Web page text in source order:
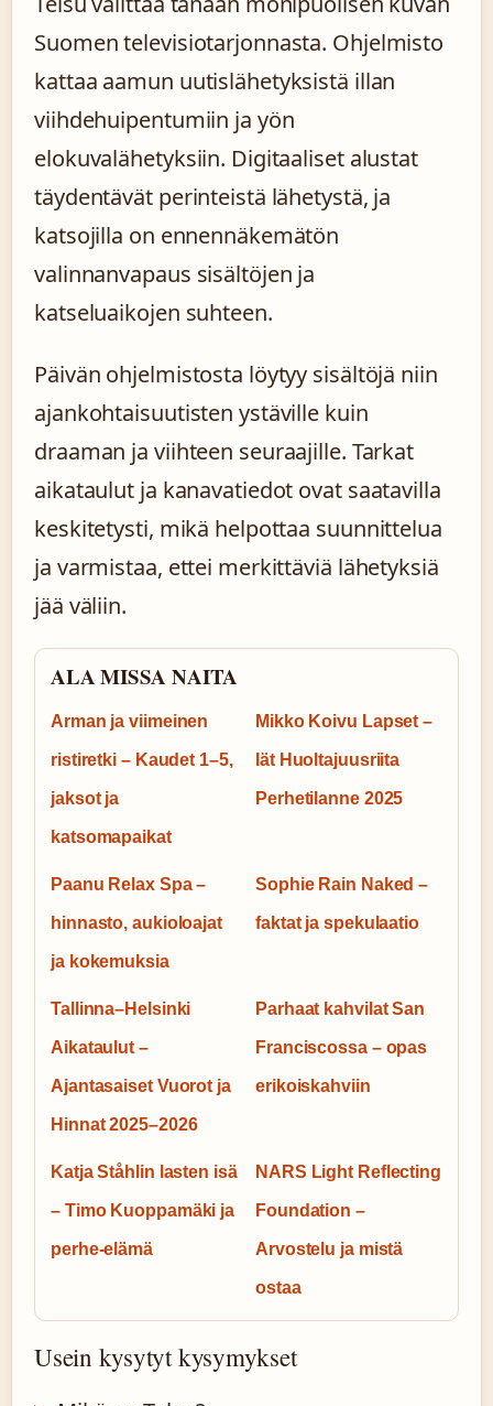
Suomen televisiotarjonnasta. Ohjelmisto
kattaa aamun uutislähetyksistä illan
viihdehuipentumiin ja yön
elokuvalähetyksiin. Digitaaliset alustat
täydentävät perinteistä lähetystä, ja
katsojilla on ennennäkemätön
valinnanvapaus sisältöjen ja
katseluaikojen suhteen.
Päivän ohjelmistosta löytyy sisältöjä niin
ajankohtaisuutisten ystäville kuin
draaman ja viihteen seuraajille. Tarkat
aikataulut ja kanavatiedot ovat saatavilla
keskitetysti, mikä helpottaa suunnittelua
ja varmistaa, ettei merkittäviä lähetyksiä
jää väliin.
ALA MISSA NAITA
Arman ja viimeinen
ristiretki – Kaudet 1–5,
jaksot ja
katsomapaikat
Mikko Koivu Lapset –
Iät Huoltajuusriita
Perhetilanne 2025
Paanu Relax Spa –
hinnasto, aukioloajat
ja kokemuksia
Sophie Rain Naked –
faktat ja spekulaatio
Tallinna–Helsinki
Aikataulut –
Ajantasaiset Vuorot ja
Hinnat 2025–2026
Parhaat kahvilat San
Franciscossa – opas
erikoiskahviin
Katja Ståhlin lasten isä
– Timo Kuoppamäki ja
perhe-elämä
NARS Light Reflecting
Foundation –
Arvostelu ja mistä
ostaa
Usein kysytyt kysymykset